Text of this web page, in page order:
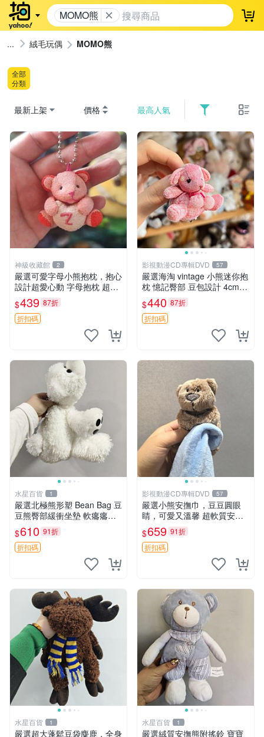
MOMO熊 登
絨毛玩偶 MOMO熊
全部
分類
最新上架 價格 最高人氣
神級收藏館 2
嚴選可愛字母小熊抱枕，抱心
設計超愛心動 字母抱枕 超大
尺寸 掛飾 小熊造型 推薦收藏
抱枕掛飾 字母抱枕 小熊抱枕
$439 87折
折扣碼
影視動漫CD專輯DVD 57
嚴選海淘 vintage 小熊迷你抱
枕 憶記臀部 豆包設計 4cm
高 推薦收藏 迷你豆包小熊、
高臀部、豆袋抱枕
$440 87折
折扣碼
水星百貨 1
嚴選北極熊形塑 Bean Bag 豆
豆熊臀部緩衝坐墊 軟癟癟舒
壓設計 保暖又實用 適合久坐
放松 推薦居家使用 RUSS系
列 豆豆熊屁屁坐墊 3D顆粒結
$610 91折
折扣碼
影視動漫CD專輯DVD 57
嚴選小熊安撫巾，豆豆圓眼
睛，可愛又溫馨 超軟質安撫
巾，豆豆設計，哄睡好幫手
約克豆豆眼安撫巾 數碼豆豆
眼
$659 91折
折扣碼
水星百貨 1
嚴選超大蓬鬆豆袋麋鹿，全身
水星百貨 1
嚴選絨質安撫熊附搖鈴 寶寶